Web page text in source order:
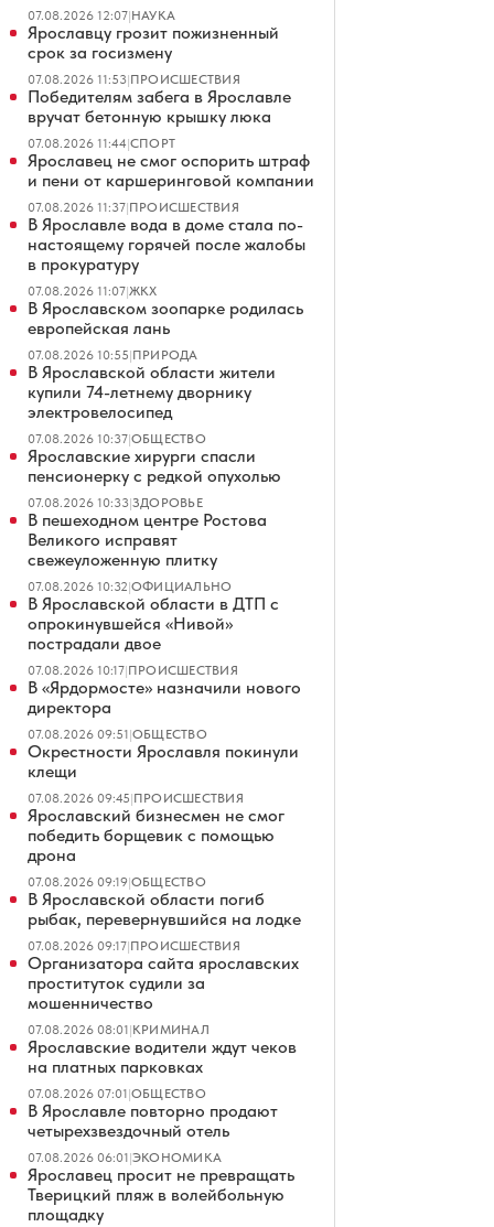
07.08.2026 12:07|НАУКА
Ярославцу грозит пожизненный
срок за госизмену
07.08.2026 11:53|ПРОИСШЕСТВИЯ
Победителям забега в Ярославле
вручат бетонную крышку люка
07.08.2026 11:44|СПОРТ
Ярославец не смог оспорить штраф
и пени от каршеринговой компании
07.08.2026 11:37|ПРОИСШЕСТВИЯ
В Ярославле вода в доме стала по-
настоящему горячей после жалобы
в прокуратуру
07.08.2026 11:07|ЖКХ
В Ярославском зоопарке родилась
европейская лань
07.08.2026 10:55|ПРИРОДА
В Ярославской области жители
купили 74-летнему дворнику
электровелосипед
07.08.2026 10:37|ОБЩЕСТВО
Ярославские хирурги спасли
пенсионерку с редкой опухолью
07.08.2026 10:33|ЗДОРОВЬЕ
В пешеходном центре Ростова
Великого исправят
свежеуложенную плитку
07.08.2026 10:32|ОФИЦИАЛЬНО
В Ярославской области в ДТП с
опрокинувшейся «Нивой»
пострадали двое
07.08.2026 10:17|ПРОИСШЕСТВИЯ
В «Ярдормосте» назначили нового
директора
07.08.2026 09:51|ОБЩЕСТВО
Окрестности Ярославля покинули
клещи
07.08.2026 09:45|ПРОИСШЕСТВИЯ
Ярославский бизнесмен не смог
победить борщевик с помощью
дрона
07.08.2026 09:19|ОБЩЕСТВО
В Ярославской области погиб
рыбак, перевернувшийся на лодке
07.08.2026 09:17|ПРОИСШЕСТВИЯ
Организатора сайта ярославских
проституток судили за
мошенничество
07.08.2026 08:01|КРИМИНАЛ
Ярославские водители ждут чеков
на платных парковках
07.08.2026 07:01|ОБЩЕСТВО
В Ярославле повторно продают
четырехзвездочный отель
07.08.2026 06:01|ЭКОНОМИКА
Ярославец просит не превращать
Тверицкий пляж в волейбольную
площадку